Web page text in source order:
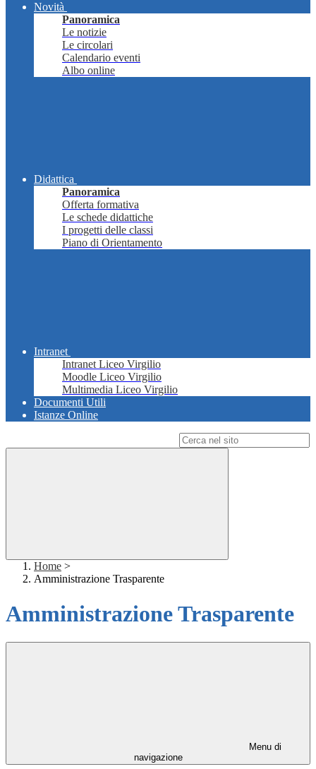
Novità
Panoramica
Le notizie
Le circolari
Calendario eventi
Albo online
Didattica
Panoramica
Offerta formativa
Le schede didattiche
I progetti delle classi
Piano di Orientamento
Intranet
Intranet Liceo Virgilio
Moodle Liceo Virgilio
Multimedia Liceo Virgilio
Documenti Utili
Istanze Online
Home >
Amministrazione Trasparente
Amministrazione Trasparente
Menu di
navigazione